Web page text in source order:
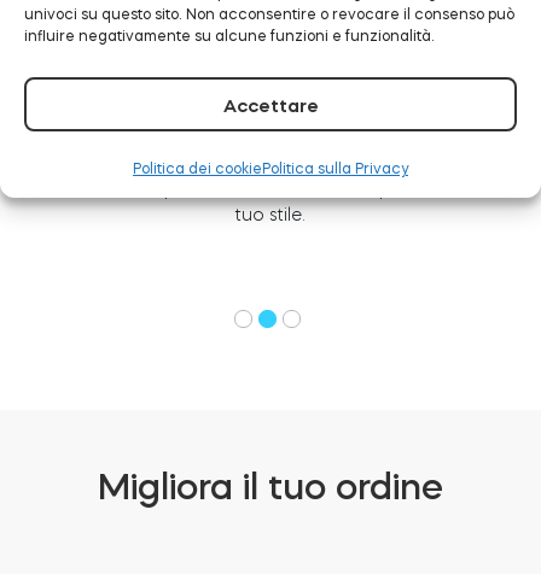
univoci su questo sito. Non acconsentire o revocare il consenso può
influire negativamente su alcune funzioni e funzionalità.
Accettare
Politica dei cookie Politica sulla Privacy
Bellezza
La costruzione della serratura ha ricevuto il iF Design
tuo stile.
Migliora il tuo ordine